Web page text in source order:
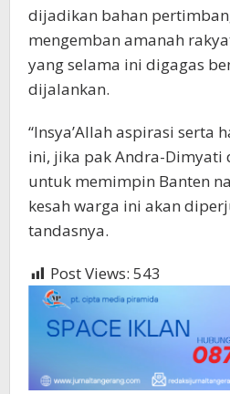
dijadikan bahan
mengemban amanah
yang selama ini digagas
dijalankan.
“Insya’Allah aspirasi serta
ini, jika pak Andra-Dimyati
untuk memimpin Banten
kesah warga ini akan
tandasnya.
Post Views: 543